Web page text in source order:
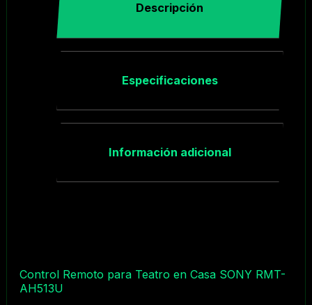
Descripción
Especificaciones
Información adicional
Control Remoto para Teatro en Casa SONY RMT-
AH513U